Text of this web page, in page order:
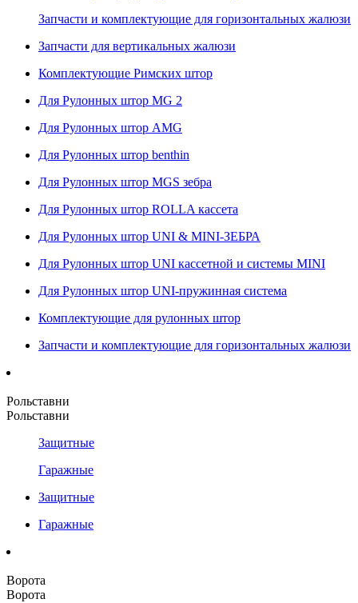
Запчасти и комплектующие для горизонтальных жалюзи
Запчасти для вертикальных жалюзи
Комплектующие Римских штор
Для Рулонных штор MG 2
Для Рулонных штор AMG
Для Рулонных штор benthin
Для Рулонных штор MGS зебра
Для Рулонных штор ROLLA кассета
Для Рулонных штор UNI & MINI-ЗЕБРА
Для Рулонных штор UNI кассетной и системы MINI
Для Рулонных штор UNI-пружинная система
Комплектующие для рулонных штор
Запчасти и комплектующие для горизонтальных жалюзи
Рольставни
Рольставни
Защитные
Гаражные
Защитные
Гаражные
Ворота
Ворота